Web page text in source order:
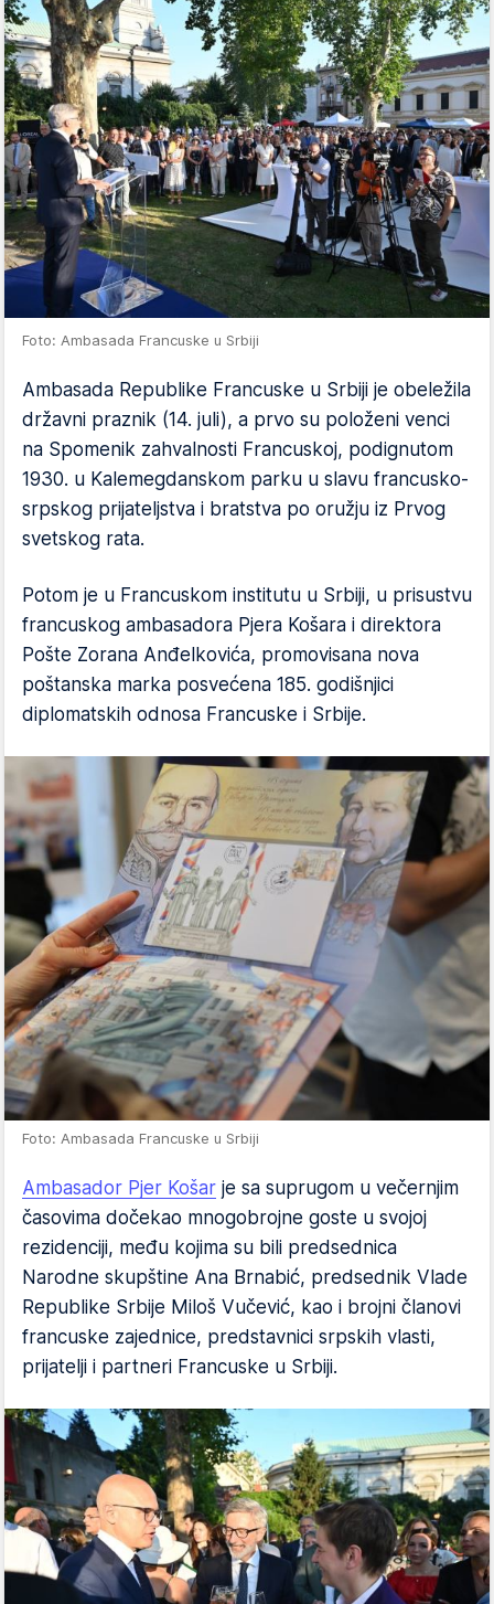
Foto: Ambasada Francuske u Srbiji
Ambasada Republike Francuske u Srbiji je obeležila
državni praznik (14. juli), a prvo su položeni venci
na Spomenik zahvalnosti Francuskoj, podignutom
1930. u Kalemegdanskom parku u slavu francusko-
srpskog prijateljstva i bratstva po oružju iz Prvog
svetskog rata.
Potom je u Francuskom institutu u Srbiji, u prisustvu
francuskog ambasadora Pjera Košara i direktora
Pošte Zorana Anđelkovića, promovisana nova
poštanska marka posvećena 185. godišnjici
diplomatskih odnosa Francuske i Srbije.
Foto: Ambasada Francuske u Srbiji
Ambasador Pjer Košar je sa suprugom u večernjim
časovima dočekao mnogobrojne goste u svojoj
rezidenciji, među kojima su bili predsednica
Narodne skupštine Ana Brnabić, predsednik Vlade
Republike Srbije Miloš Vučević, kao i brojni članovi
francuske zajednice, predstavnici srpskih vlasti,
prijatelji i partneri Francuske u Srbiji.